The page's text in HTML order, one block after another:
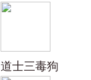
道士三毒狗